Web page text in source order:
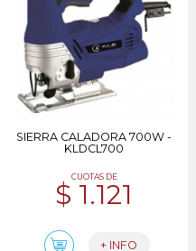
SIERRA CALADORA 700W -
KLDCL700
CUOTAS DE
$ 1.121
+ INFO